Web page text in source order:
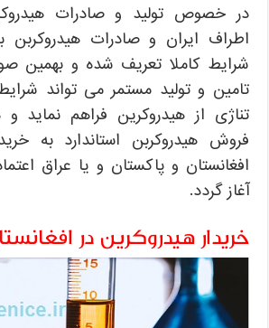
در خصوص تولید و صادرات
اطراف ایران و صادرات هیدروکربن
شرایط کاملا تعریف شده و بهمین
تامین و تولید مستمر می تواند
تناژی از هیدروکرین فراهم نماید و
فروش هیدروکربن استاندارد به
افغانستان و پاکستان و یا عراق
آغاز گردد.
خریدار هیدروکرین در